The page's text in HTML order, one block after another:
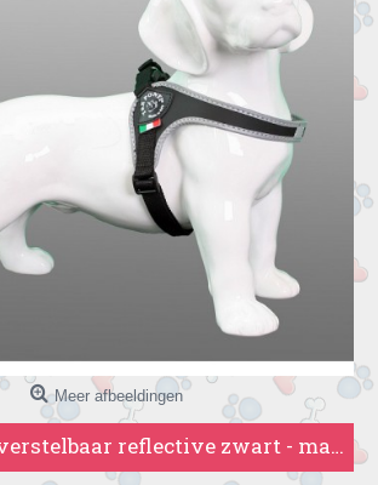
Meer afbeeldingen
Fibbia basic verstelbaar reflective zwart - maat 2,5 (tot 6kg)